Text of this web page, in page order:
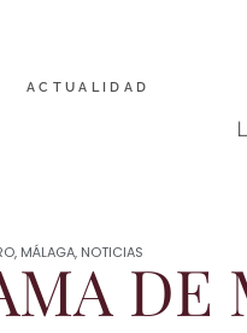
ACTUALIDAD
, MÁLAGA, NOTICIASDE